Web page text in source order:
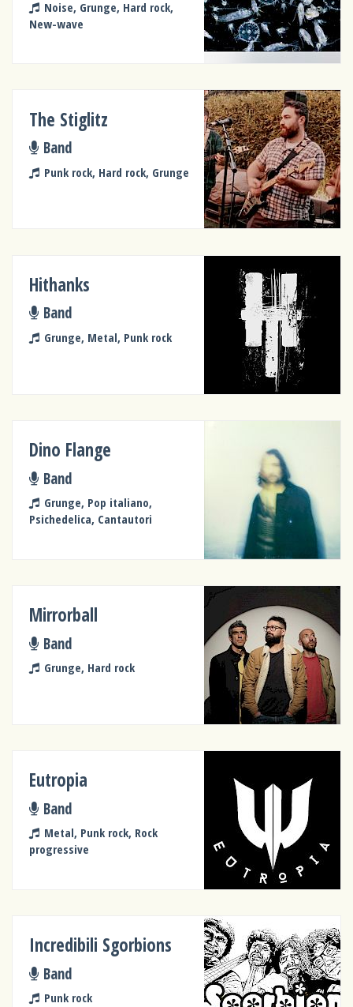
Noise, Grunge, Hard rock,
New-wave
The Stiglitz
Band
Punk rock, Hard rock, Grunge
Hithanks
Band
Grunge, Metal, Punk rock
Dino Flange
Band
Grunge, Pop italiano,
Psichedelica, Cantautori
Mirrorball
Band
Grunge, Hard rock
Eutropia
Band
Metal, Punk rock, Rock
progressive
Incredibili Sgorbions
Band
Punk rock